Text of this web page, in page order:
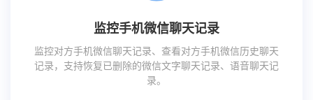
监控手机微信聊天记录
监控对方手机微信聊天记录、查看对方手机微信历史聊天
记录，支持恢复已删除的微信文字聊天记录、语音聊天记
录。